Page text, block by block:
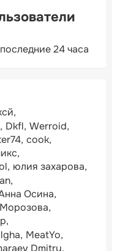
24 часа
Dkfl Werroid
cook
юлия захарова
Осина
MeatYo
Dmitry